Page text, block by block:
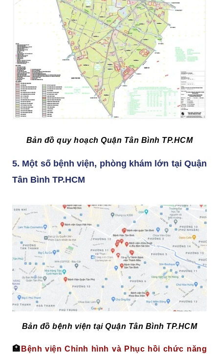
Bản đồ quy hoạch Quận Tân Bình TP.HCM
5. Một số bệnh viện, phòng khám lớn tại Quận
Tân Bình TP.HCM
Bản đồ bệnh viện tại Quận Tân Bình TP.HCM
🏥 Bệnh viện Chỉnh hình và Phục hồi chức năng